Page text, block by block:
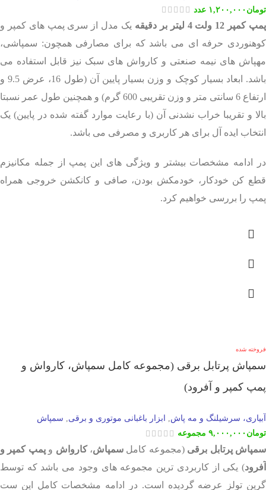
تومان ۱,۲۰۰,۰۰۰ عدد
پمپ کمپر 12 ولت 4 لیتر بر دقیقه
یک مدل از سری پمپ های کمپر و
کوهنوردی حرفه ای می باشد که برای مصارفی همچون: سمپاشی،
مهپاش های نیمه صنعتی و کارواش های سبک نیز قابل استفاده می
باشد. ابعاد بسیار کوچک و وزن بسیار پایین آن (طول 16، عرض 9.5 و
ارتفاع 6 سانتی متر و وزن تقریبی 600 گرم) و همچنین طول عمر نسبتا
بالا و تقریبا خراب نشدنی آن (با رعایت موارد گفته شده در پایین) یک
انتخاب ایده آل برای هر کاربری و مصرفی می باشد.
در ادامه مشخصات بیشتر و ویژگی های این پمپ از جمله مکانیزم
قطع کن خودکار، خودمکش بودن، صافی و کانکشن خروجی همراه
پمپ را بررسی خواهیم کرد.
فروخته شده
سمپاش پرتابل برقی (مجموعه کامل سمپاش، کارواش و
پمپ کمپر و آفرود)
آبیاری، سرشیلنگ و مه پاش, ابزار باغبانی موتوری و برقی, سمپاش
تومان ۹,۰۰۰,۰۰۰ مجموعه
سمپاش پرتابل برقی (مجموعه کامل سمپاش،کارواش وپمپ کمپر و
آفرود) یکی از کاربردی ترین مجموعه های وجود می باشد که توسط
گرین تولز عرضه گردیده است. در ادامه مشخصات کامل این ست